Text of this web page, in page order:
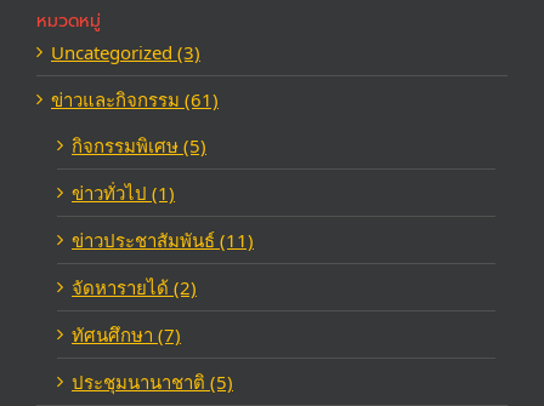
หมวดหมู่
Uncategorized (3)
ข่าวและกิจกรรม (61)
กิจกรรมพิเศษ (5)
ข่าวทั่วไป (1)
ข่าวประชาสัมพันธ์ (11)
จัดหารายได้ (2)
ทัศนศึกษา (7)
ประชุมนานาชาติ (5)